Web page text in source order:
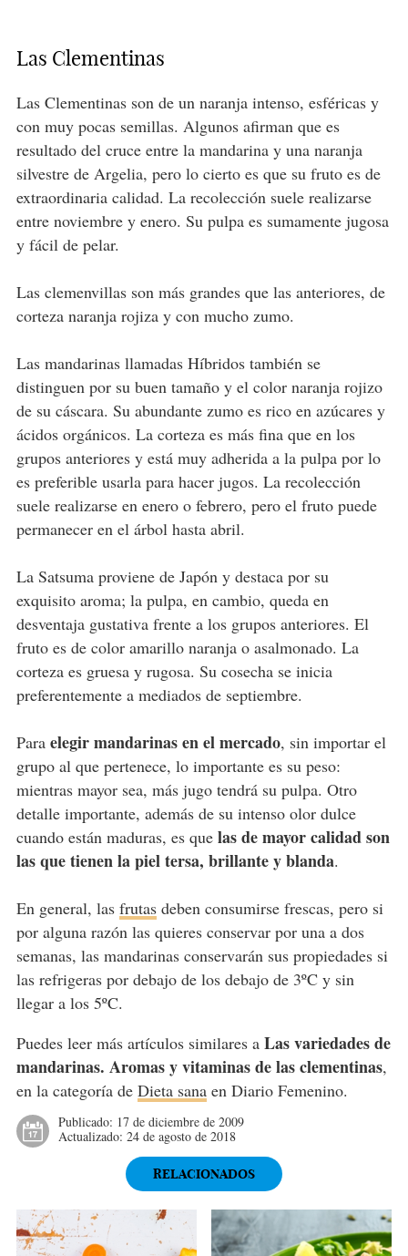
Las Clementinas
Las Clementinas son de un naranja intenso, esféricas y
con muy pocas semillas. Algunos afirman que es
resultado del cruce entre la mandarina y una naranja
silvestre de Argelia, pero lo cierto es que su fruto es de
extraordinaria calidad. La recolección suele realizarse
entre noviembre y enero. Su pulpa es sumamente jugosa
y fácil de pelar.
Las clemenvillas son más grandes que las anteriores, de
corteza naranja rojiza y con mucho zumo.
Las mandarinas llamadas Híbridos también se
distinguen por su buen tamaño y el color naranja rojizo
de su cáscara. Su abundante zumo es rico en azúcares y
ácidos orgánicos. La corteza es más fina que en los
grupos anteriores y está muy adherida a la pulpa por lo
es preferible usarla para hacer jugos. La recolección
suele realizarse en enero o febrero, pero el fruto puede
permanecer en el árbol hasta abril.
La Satsuma proviene de Japón y destaca por su
exquisito aroma; la pulpa, en cambio, queda en
desventaja gustativa frente a los grupos anteriores. El
fruto es de color amarillo naranja o asalmonado. La
corteza es gruesa y rugosa. Su cosecha se inicia
preferentemente a mediados de septiembre.
Para elegir mandarinas en el mercado, sin importar el
grupo al que pertenece, lo importante es su peso:
mientras mayor sea, más jugo tendrá su pulpa. Otro
detalle importante, además de su intenso olor dulce
cuando están maduras, es que las de mayor calidad son
las que tienen la piel tersa, brillante y blanda.
En general, las frutasdeben consumirse frescas, pero si
por alguna razón las quieres conservar por una a dos
semanas, las mandarinas conservarán sus propiedades si
las refrigeras por debajo de los debajo de 3ºC y sin
llegar a los 5ºC.
Puedes leer más artículos similares a Las variedades de
mandarinas. Aromas y vitaminas de las clementinas,
en la categoría de Dieta sanaen Diario Femenino.
Publicado: 17 de diciembre de 2009
Actualizado: 24 de agosto de 2018
RELACIONADOS